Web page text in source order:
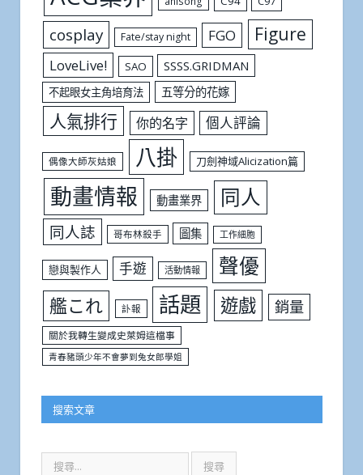
cosplay Fate/stay night FGO Figure
LoveLive! SAO SSSS.GRIDMAN
不起眼女主角培育法 五等分的花嫁
人氣排行 你的名字 個人評論
偶像大師灰姑娘 八掛 刀劍神域Alicization篇
動畫情報 動畫業界 同人
同人誌 哥布林殺手 圖集 工作細胞
戀與製作人 手遊 活動情報 聲優
艦これ 訃報 話題 遊戲 銷量
關於我轉生變成史萊姆這檔事
青春豬頭少年不會夢到兔女郎學姐
搜索文章